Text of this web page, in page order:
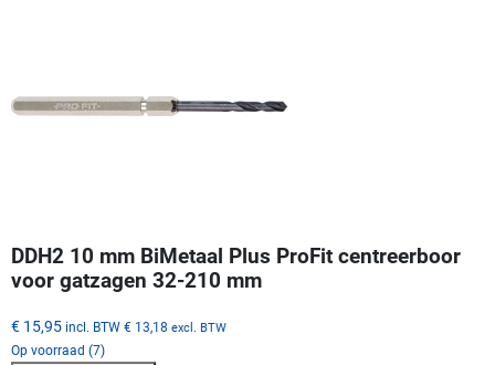
DDH2 10 mm BiMetaal Plus ProFit centreerboor
voor gatzagen 32-210 mm
€ 15,95 incl. BTW € 13,18 excl. BTW
Op voorraad (7)